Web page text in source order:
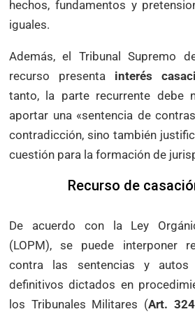
hechos, fundamentos y
iguales.
Además, el Tribunal Supremo
recurso presenta interés
tanto, la parte recurrente debe
aportar una «sentencia de
contradicción, sino también
cuestión para la formación de
Recurso de
De acuerdo con la Ley
(LOPM), se puede interponer
contra las sentencias y autos
definitivos dictados en
los Tribunales Militares (Art.